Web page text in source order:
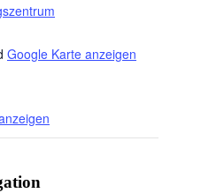
Google Karte anzeigen